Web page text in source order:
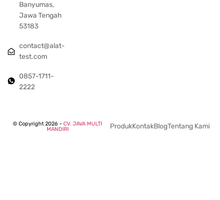
Banyumas,
Jawa Tengah
53183
contact@alat-
test.com
0857-1711-
2222
© Copyright 2026 - CV. JAVA MULTI
MANDIRI
ProdukKontakBlogTentang Kami